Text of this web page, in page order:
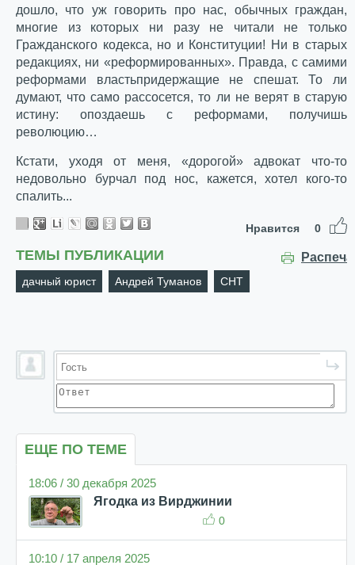
дошло, что уж говорить про нас, обычных граждан,
многие из которых ни разу не читали не только
Гражданского кодекса, но и Конституции! Ни в старых
редакциях, ни «реформированных». Правда, с самими
реформами властьпридержащие не спешат. То ли
думают, что само рассосется, то ли не верят в старую
истину: опоздаешь с реформами, получишь
революцию…
Кстати, уходя от меня, «дорогой» адвокат что-то
недовольно бурчал под нос, кажется, хотел кого-то
спалить...
Нравится 0
ТЕМЫ ПУБЛИКАЦИИ
дачный юрист Андрей Туманов СНТ
ЕЩЕ ПО ТЕМЕ
18:06 / 30 декабря 2025
Ягодка из Вирджинии
0
10:10 / 17 апреля 2025